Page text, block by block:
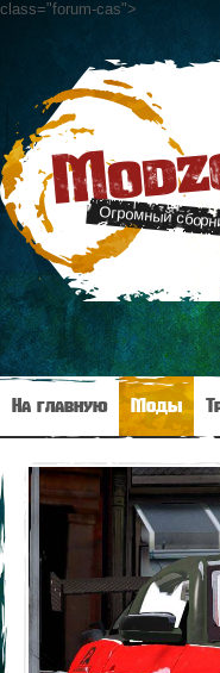
class="forum-cas">
Огромный
На главную Моды